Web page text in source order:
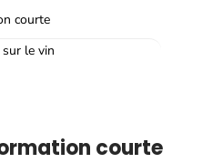
courte
le vin
courte